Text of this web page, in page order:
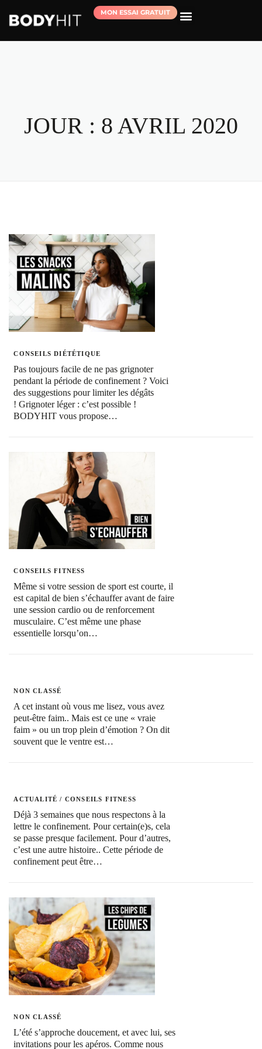
MON ESSAI GRATUIT
JOUR : 8 AVRIL 2020
CONSEILS DIÉTÉTIQUE
Pas toujours facile de ne pas grignoter
pendant la période de confinement ? Voici
des suggestions pour limiter les dégâts
! Grignoter léger : c’est possible !
BODYHIT vous propose…
CONSEILS FITNESS
Même si votre session de sport est courte, il
est capital de bien s’échauffer avant de faire
une session cardio ou de renforcement
musculaire. C’est même une phase
essentielle lorsqu’on…
NON CLASSÉ
A cet instant où vous me lisez, vous avez
peut-être faim.. Mais est ce une « vraie
faim » ou un trop plein d’émotion ? On dit
souvent que le ventre est…
ACTUALITÉ / CONSEILS FITNESS
Déjà 3 semaines que nous respectons à la
lettre le confinement. Pour certain(e)s, cela
se passe presque facilement. Pour d’autres,
c’est une autre histoire.. Cette période de
confinement peut être…
NON CLASSÉ
L’été s’approche doucement, et avec lui, ses
invitations pour les apéros. Comme nous